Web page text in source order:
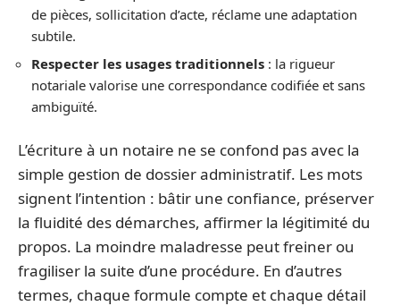
de pièces, sollicitation d’acte, réclame une adaptation
subtile.
Respecter les usages traditionnels : la rigueur
notariale valorise une correspondance codifiée et sans
ambiguïté.
L’écriture à un notaire ne se confond pas avec la
simple gestion de dossier administratif. Les mots
signent l’intention : bâtir une confiance, préserver
la fluidité des démarches, affirmer la légitimité du
propos. La moindre maladresse peut freiner ou
fragiliser la suite d’une procédure. En d’autres
termes, chaque formule compte et chaque détail